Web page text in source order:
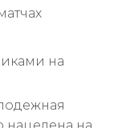
на